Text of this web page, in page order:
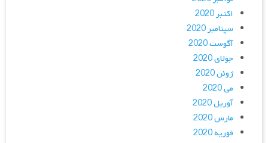
اکتبر 2020
سپتامبر 2020
آگوست 2020
جولای 2020
ژوئن 2020
می 2020
آوریل 2020
مارس 2020
فوریه 2020